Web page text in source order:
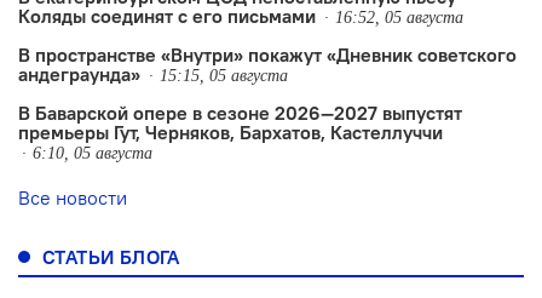
Коляды соединят с его письмами
16:52, 05 августа
В пространстве «Внутри» покажут «Дневник советского
андеграунда»
15:15, 05 августа
В Баварской опере в сезоне 2026—2027 выпустят
премьеры Гут, Черняков, Бархатов, Кастеллуччи
6:10, 05 августа
Все новости
СТАТЬИ БЛОГА